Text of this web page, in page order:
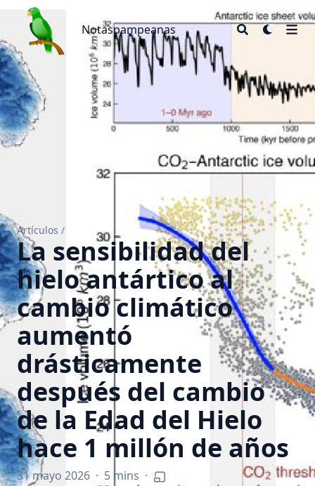
Notaspampeanas
Notaspampeanas
Artículos /
La sensibilidad del
hielo antártico al
cambio climático
aumentó
drásticamente
después del cambio
de la Edad del Hielo
hace 1 millón de años
31 mayo 2026 · 5 mins ·